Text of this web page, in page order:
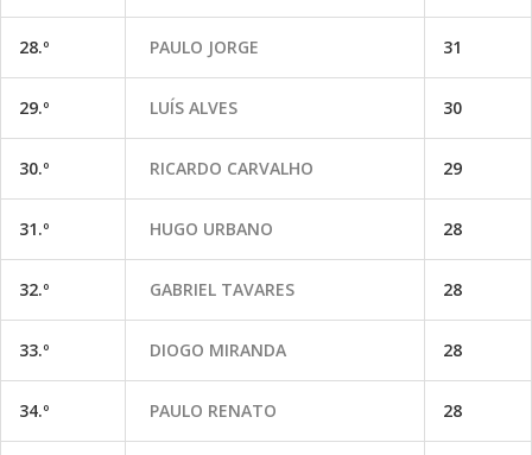
28.º PAULO JORGE 31
29.º LUÍS ALVES 30
30.º RICARDO CARVALHO 29
31.º HUGO URBANO 28
32.º GABRIEL TAVARES 28
33.º DIOGO MIRANDA 28
34.º PAULO RENATO 28